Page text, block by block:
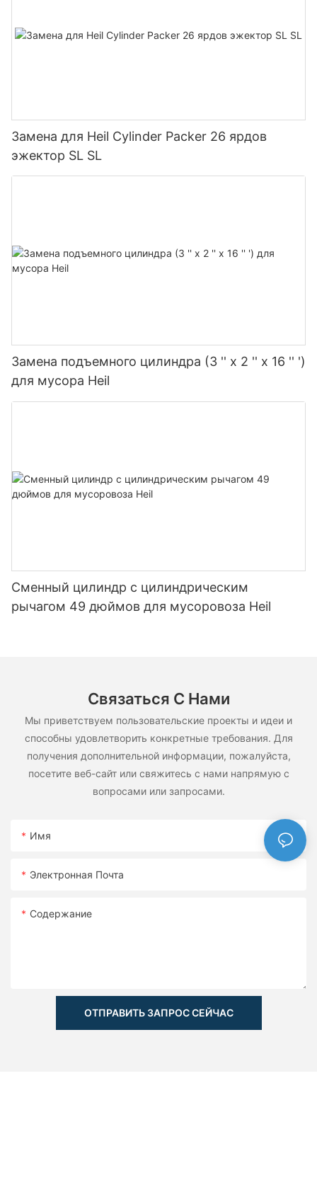
Замена для Heil Cylinder Packer 26 ярдов
эжектор SL SL
Замена подъемного цилиндра (3 '' x 2 '' x 16 '' ')
для мусора Heil
Сменный цилиндр с цилиндрическим
рычагом 49 дюймов для мусоровоза Heil
Связаться С Нами
Мы приветствуем пользовательские проекты и идеи и
способны удовлетворить конкретные требования. Для
получения дополнительной информации, пожалуйста,
посетите веб-сайт или свяжитесь с нами напрямую с
вопросами или запросами.
Имя
Электронная Почта
Содержание
ОТПРАВИТЬ ЗАПРОС СЕЙЧАС